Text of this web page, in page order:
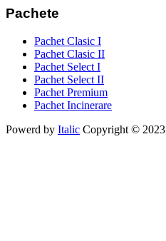
Pachete
Pachet Clasic I
Pachet Clasic II
Pachet Select I
Pachet Select II
Pachet Premium
Pachet Incinerare
Powerd by Italic Copyright © 2023